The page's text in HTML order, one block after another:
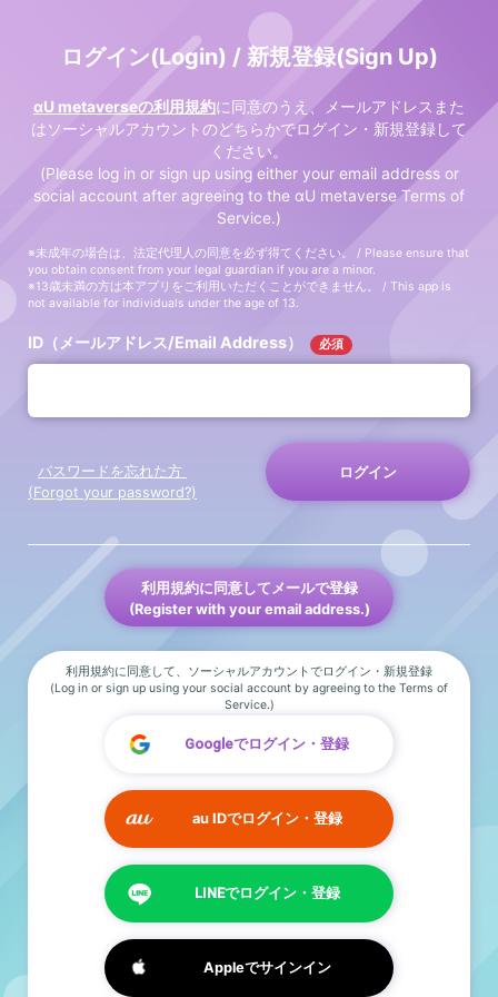
ログイン(Login) / 新規登録(Sign Up)
αU metaverseの利用規約に同意のうえ、メールアドレスまた
はソーシャルアカウントのどちらかでログイン・新規登録して
ください。
(Please log in or sign up using either your email address or
social account after agreeing to the αU metaverse Terms of
Service.)
※未成年の場合は、法定代理人の同意を必ず得てください。 / Please ensure that
you obtain consent from your legal guardian if you are a minor.
※13歳未満の方は本アプリをご利用いただくことができません。 / This app is
not available for individuals under the age of 13.
ID（メールアドレス/Email Address） 必須
ログイン
パスワードを忘れた方
(Forgot your password?)
利用規約に同意してメールで登録
(Register with your email address.)
利用規約に同意して、ソーシャルアカウントでログイン・新規登録
(Log in or sign up using your social account by agreeing to the Terms of
Service.)
Googleでログイン・登録
au IDでログイン・登録
LINEでログイン・登録
Appleでサインイン